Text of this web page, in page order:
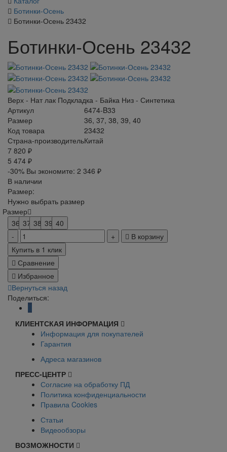
Ботинки-Осень
Ботинки-Осень 23432
Ботинки-Осень 23432
Верх - Нат лак Подкладка - Байка Низ - Синтетика
Артикул
6474-B33
Размер
36, 37, 38, 39, 40
Код товара
23432
Страна-производительКитай
7 820 ₽
5 474 ₽
-30% Вы экономите: 2 346 ₽
В наличии
Размер:
Нужно выбрать размер
Размер
36 37 38 39 40
В корзину
Купить в 1 клик
Сравнение
Избранное
Вернуться назад
Поделиться:
КЛИЕНТСКАЯ ИНФОРМАЦИЯ
Информация для покупателей
Гарантия
Адреса магазинов
ПРЕСС-ЦЕНТР
Согласие на обработку ПД
Политика конфиденциальности
Правила Cookies
Статьи
Видеообзоры
ВОЗМОЖНОСТИ